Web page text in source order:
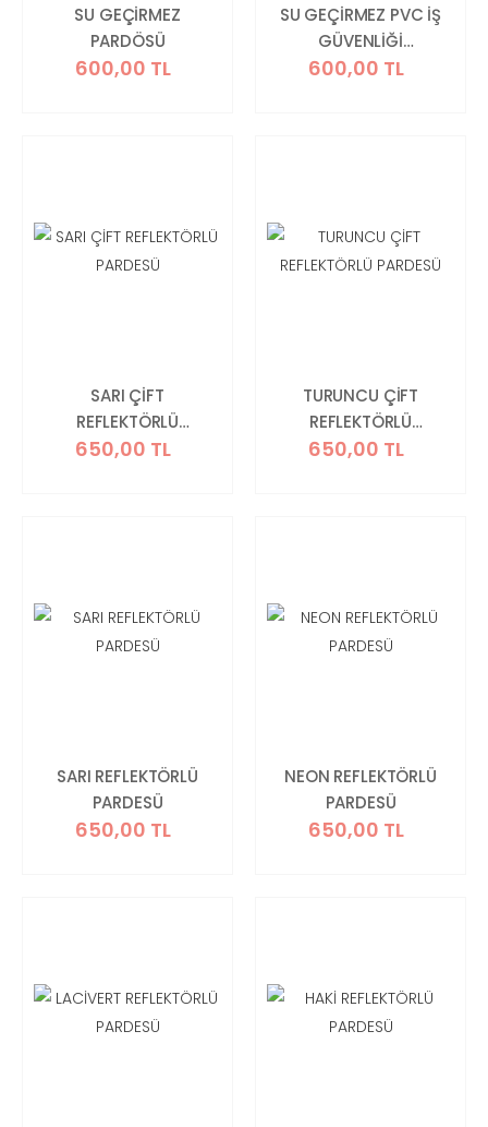
SU GEÇİRMEZ
PARDÖSÜ
600,00 TL
SU GEÇİRMEZ PVC İŞ
GÜVENLİĞİ
FOSFORLU PARDESÜ
600,00 TL
SARI ÇİFT
REFLEKTÖRLÜ
PARDESÜ
650,00 TL
TURUNCU ÇİFT
REFLEKTÖRLÜ
PARDESÜ
650,00 TL
SARI REFLEKTÖRLÜ
PARDESÜ
650,00 TL
NEON REFLEKTÖRLÜ
PARDESÜ
650,00 TL